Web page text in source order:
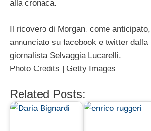
alla cronaca.
Il ricovero di Morgan, come
annunciato su facebook e twitter dalla
giornalista Selvaggia Lucarelli.
Photo Credits | Getty Images
Related Posts: